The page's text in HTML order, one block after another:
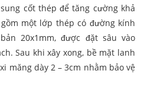
cốt thép để tăng cường khả
một lớp thép có đường kính
20x1mm, được đặt sâu vào
Sau khi xây xong, bề mặt lanh
măng dày 2 – 3cm nhằm bảo vệ